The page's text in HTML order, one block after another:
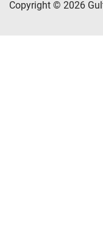
Copyright © 2026